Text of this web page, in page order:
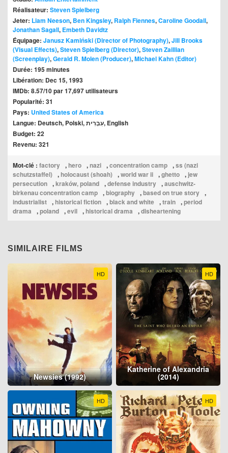
Réalisateur: Steven Spielberg
Jeter: Liam Neeson, Ben Kingsley, Ralph Fiennes,Caroline Goodall,
Jonathan Sagall, Embeth Davidtz
Équipage: Janusz Kamiński (Director of Photography),Jill Brooks
(Visual Effects),Steven Spielberg (Director),Steven Zaillian
(Screenplay),Gerald R. Molen (Producer),Michael Kahn (Editor)
Durée: 195 minutes
Libération: Dec 15, 1993
IMDb: 8.57/10 par 17,697 utilisateurs
Popularité: 31
Pays: United States of America
Langue: Deutsch, Polski, עִבְרִית, English
Budget: 22
Revenu: 321
Mot-clé : factory , hero ,nazi ,concentration camp ,ss (nazi
schutzstaffel) , holocaust (shoah) ,world war ii ,ghetto , jew
persecution ,kraków, poland ,defense industry ,auschwitz-
birkenau concentration camp ,biography ,based on true story ,
industrialist , historical fiction ,black and white ,train ,period
drama
,poland ,evil , historical drama ,disheartening
SIMILAIRE FILMS
HD
Newsies (1992)
HD
Katherine of Alexandria
(2014)
HD HD